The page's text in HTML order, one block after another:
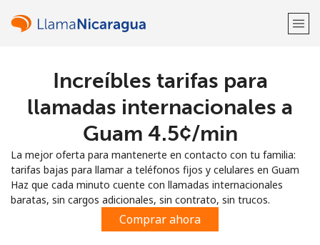
¡Bienvenido!
Regístrate con
Increíbles tarifas para
llamadas internacionales a
Guam ⁦4.5¢⁩/min
La mejor oferta para mantenerte en contacto con tu familia:
tarifas bajas para llamar a teléfonos fijos y celulares en Guam
Haz que cada minuto cuente con llamadas internacionales
baratas, sin cargos adicionales, sin contrato, sin trucos.
Comprar ahora